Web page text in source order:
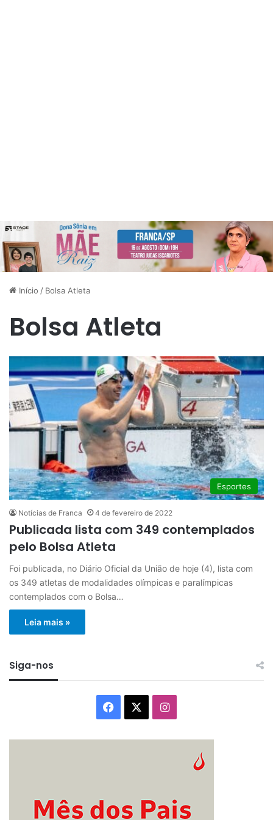
Início / Bolsa Atleta
Bolsa Atleta
Esportes
Notícias de Franca 4 de fevereiro de 2022
Publicada lista com 349 contemplados
pelo Bolsa Atleta
Foi publicada, no Diário Oficial da União de hoje (4), lista com
os 349 atletas de modalidades olímpicas e paralímpicas
contemplados com o Bolsa…
Leia mais »
Siga-nos
Facebook Instagram